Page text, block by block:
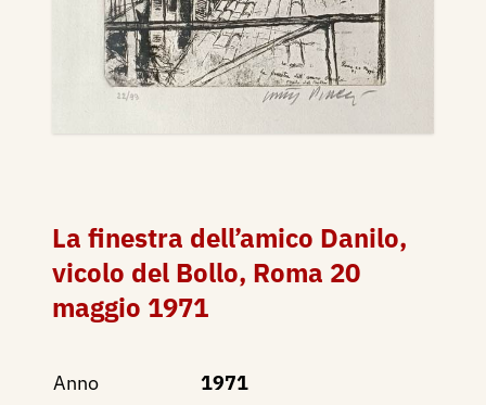
La finestra dell’amico Danilo,
vicolo del Bollo, Roma 20
maggio 1971
Anno
1971